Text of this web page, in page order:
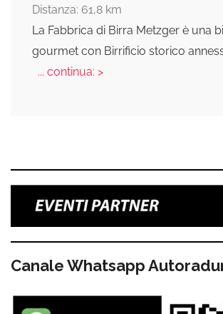
Distanza: 61,8 km
La Fabbrica di Birra Metzger è una
gourmet con Birrificio storico
... continua: >
Canale Whatsapp